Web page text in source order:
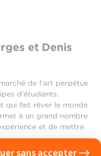
et Denis
de l'art perpétue
d'étudiants.
qui fait rêver le monde
à un grand nombre
et de mettre
futurs